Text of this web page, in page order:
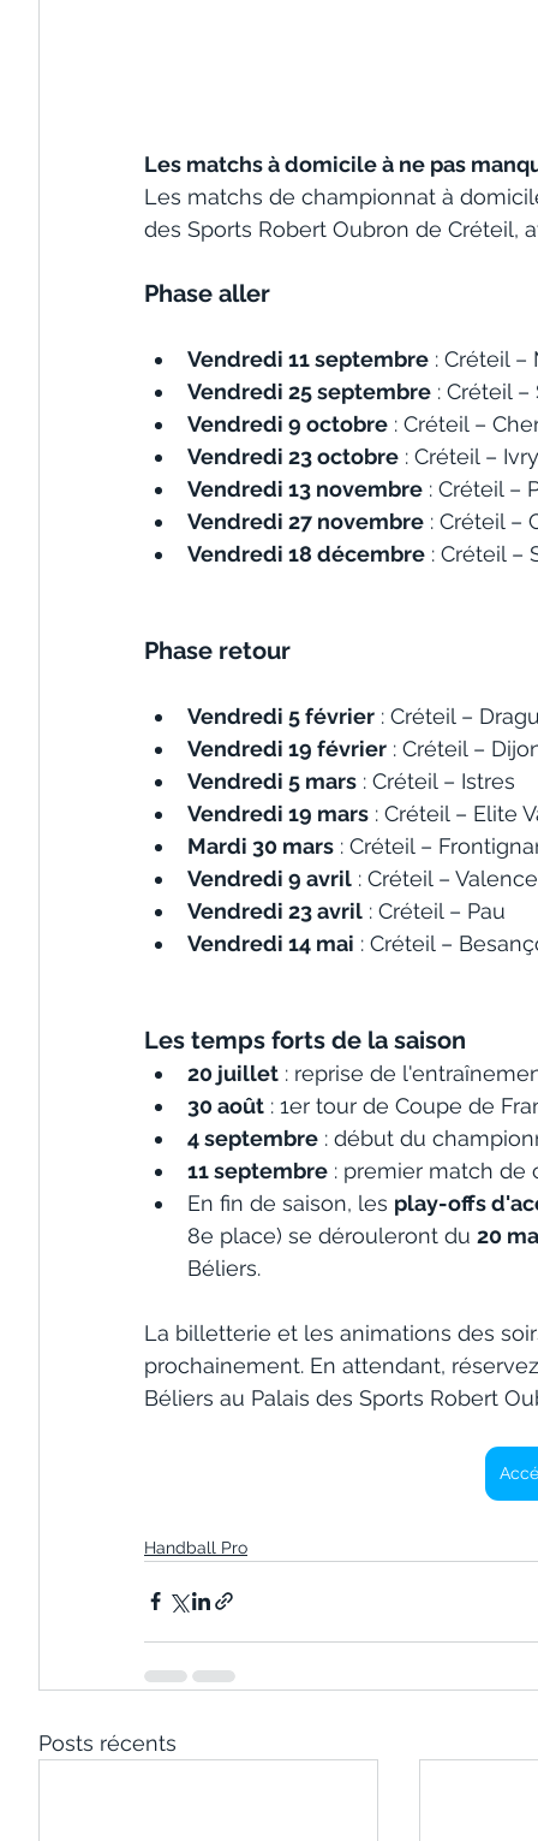
Les matchs à domicile à ne pas
Les matchs de championnat à
des Sports Robert Oubron de Créteil,
Phase aller
Vendredi 11 septembre : Créteil –
Vendredi 25 septembre : Créteil
Vendredi 9 octobre : Créteil –
Vendredi 23 octobre : Créteil – Ivry
Vendredi 13 novembre : Créteil –
Vendredi 27 novembre : Créteil –
Vendredi 18 décembre : Créteil –
Phase retour
Vendredi 5 février : Créteil –
Vendredi 19 février : Créteil –
Vendredi 5 mars : Créteil – Istres
Vendredi 19 mars : Créteil – Elite
Mardi 30 mars : Créteil –
Vendredi 9 avril : Créteil – Valence
Vendredi 23 avril : Créteil – Pau
Vendredi 14 mai : Créteil –
Les temps forts de la saison
20 juillet : reprise de
30 août : 1er tour de Coupe de
4 septembre : début du
11 septembre : premier match de
En fin de saison, les play-offs
8e place) se dérouleront du 20
Béliers.
La billetterie et les animations des
prochainement. En attendant,
Béliers au Palais des Sports Robert
Handball Pro
Posts récents